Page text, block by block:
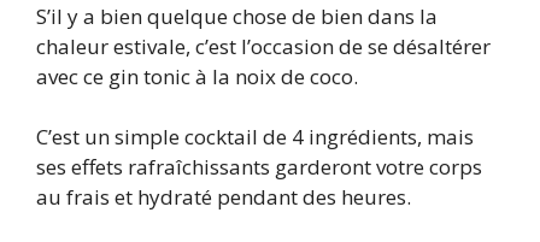
S’il y a bien quelque chose de bien dans la
chaleur estivale, c’est l’occasion de se désaltérer
avec ce gin tonic à la noix de coco.
C’est un simple cocktail de 4 ingrédients, mais
ses effets rafraîchissants garderont votre corps
au frais et hydraté pendant des heures.